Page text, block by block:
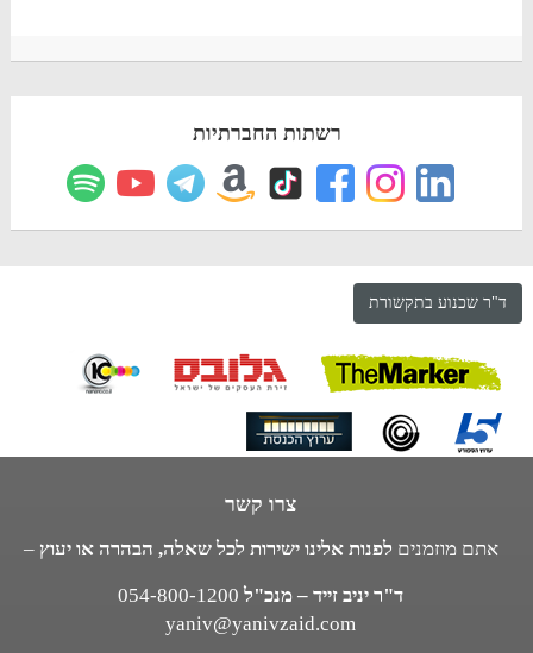
רשתות החברתיות
ד"ר שכנוע בתקשורת
צרו קשר
אתם מוזמנים לפנות אלינו ישירות לכל שאלה, הבהרה או יעוץ –
ד"ר יניב זייד – מנכ"ל 054-800-1200
yaniv@yanivzaid.com